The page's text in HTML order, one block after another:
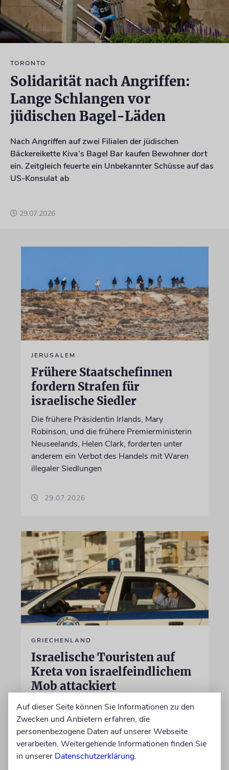
TORONTO
Solidarität nach Angriffen:
Lange Schlangen vor
jüdischen Bagel-Läden
Nach Angriffen auf zwei Filialen der jüdischen
Bäckereikette Kiva’s Bagel Bar kaufen Bewohner dort
ein. Zeitgleich feuerte ein Unbekannter Schüsse auf das
US-Konsulat ab
29.07.2026
JERUSALEM
Frühere Staatschefinnen
fordern Strafen für
israelische Siedler
Die frühere Präsidentin Irlands, Mary
Robinson, und die frühere Premierministerin
Neuseelands, Helen Clark, forderten unter
anderem ein Verbot des Handels mit Waren
illegaler Siedlungen
29.07.2026
GRIECHENLAND
Israelische Touristen auf
Kreta von israelfeindlichem
Mob attackiert
Auf der Insel Kreta soll eine Gruppe
israelischer Touristen mit Flaschen und einem
Luftgewehr angegriffen worden sein
28.07.2026
Auf dieser Seite können Sie Informationen zu den
Zwecken und Anbietern erfahren, die
personenbezogene Daten auf unserer Webseite
verarbeiten. Weitergehende Informationen finden Sie
in unserer Datenschutzerklärung.